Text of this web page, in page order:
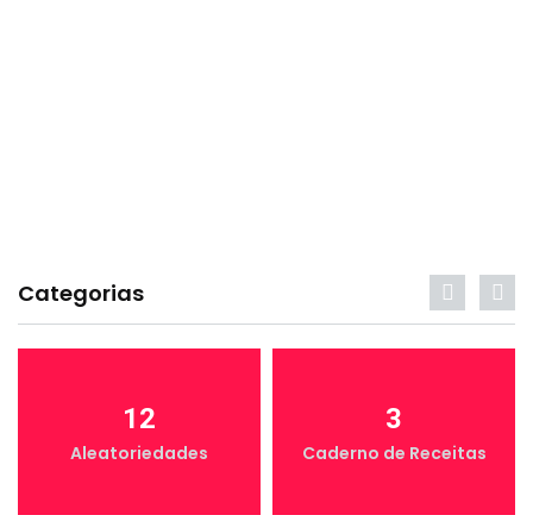
Categorias
12
Aleatoriedades
3
Caderno de Receitas